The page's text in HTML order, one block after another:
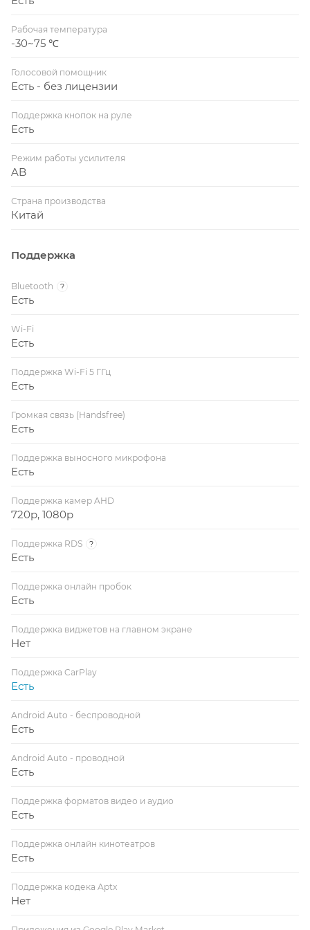
Рабочая температура
-30~75 ℃
Голосовой помощник
Есть - без лицензии
Поддержка кнопок на руле
Есть
Режим работы усилителя
AB
Страна производства
Китай
Поддержка
Bluetooth ?
Есть
Wi-Fi
Есть
Поддержка Wi-Fi 5 ГГц
Есть
Громкая связь (Handsfree)
Есть
Поддержка выносного микрофона
Есть
Поддержка камер AHD
720p, 1080p
Поддержка RDS ?
Есть
Поддержка онлайн пробок
Есть
Поддержка виджетов на главном экране
Нет
Поддержка CarPlay
Есть
Android Auto - беспроводной
Есть
Android Auto - проводной
Есть
Поддержка форматов видео и аудио
Есть
Поддержка онлайн кинотеатров
Есть
Поддержка кодека Aptx
Нет